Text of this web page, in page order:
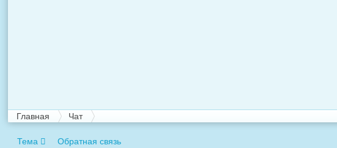
Главная Чат
Тема Обратная связь